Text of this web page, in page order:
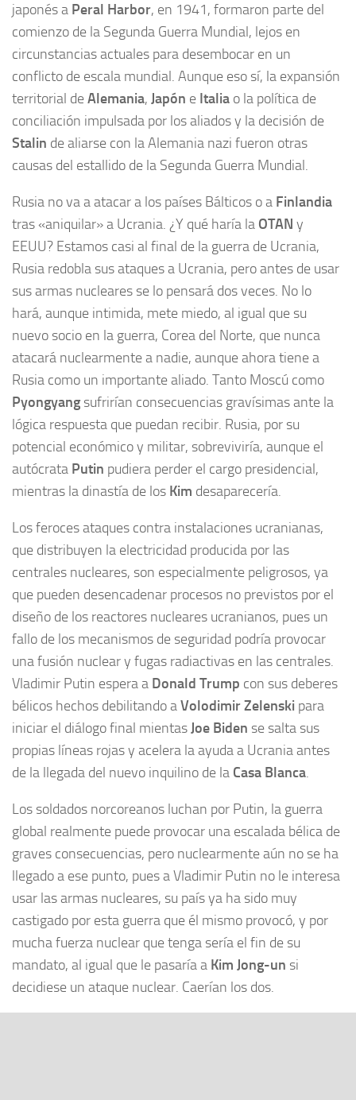
japonés a Peral Harbor, en 1941, formaron parte del
comienzo de la Segunda Guerra Mundial, lejos en
circunstancias actuales para desembocar en un
conflicto de escala mundial. Aunque eso sí, la expansión
territorial deAlemania, Japón e Italia o la política de
conciliación impulsada por los aliados y la decisión de
Stalin de aliarse con la Alemania nazi fueron otras
causas del estallido de la Segunda Guerra Mundial.
Rusia no va a atacar a los países Bálticos o a Finlandia
tras «aniquilar» a Ucrania. ¿Y qué haría la OTAN y
EEUU? Estamos casi al final de la guerra de Ucrania,
Rusia redobla sus ataques a Ucrania, pero antes de usar
sus armas nucleares se lo pensará dos veces. No lo
hará, aunque intimida, mete miedo, al igual que su
nuevo socio en la guerra, Corea del Norte, que nunca
atacará nuclearmente a nadie, aunque ahora tiene a
Rusia como un importante aliado. Tanto Moscú como
Pyongyang sufrirían consecuencias gravísimas ante la
lógica respuesta que puedan recibir. Rusia, por su
potencial económico y militar, sobreviviría, aunque el
autócrata Putin pudiera perder el cargo presidencial,
mientras la dinastía de los Kim desaparecería.
Los feroces ataques contra instalaciones ucranianas,
que distribuyen la electricidad producida por las
centrales nucleares, son especialmente peligrosos, ya
que pueden desencadenar procesos no previstos por el
diseño de los reactores nucleares ucranianos, pues un
fallo de los mecanismos de seguridad podría provocar
una fusión nuclear y fugas radiactivas en las centrales.
Vladimir Putin espera a Donald Trump con sus deberes
bélicos hechos debilitando aVolodimir Zelenski para
iniciar el diálogo final mientas Joe Biden se salta sus
propias líneas rojas y acelera la ayuda a Ucrania antes
de la llegada del nuevo inquilino de la Casa Blanca.
Los soldados norcoreanos luchan por Putin, la guerra
global realmente puede provocar una escalada bélica de
graves consecuencias, pero nuclearmente aún no se ha
llegado a ese punto, pues a Vladimir Putin no le interesa
usar las armas nucleares, su país ya ha sido muy
castigado por esta guerra que él mismo provocó, y por
mucha fuerza nuclear que tenga sería el fin de su
mandato, al igual que le pasaría a Kim Jong-un si
decidiese un ataque nuclear. Caerían los dos.